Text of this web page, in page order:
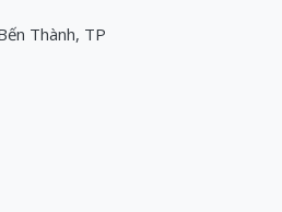
Thành, TP